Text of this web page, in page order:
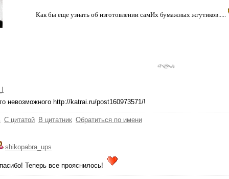
Как бы еще узнать об изготовлении самИх бумажных жгутиков.....
невозможного http://katrai.ru/post160973571/!
С цитатой В цитатник Обратиться по имени
shikopabra_ups
Теперь все прояснилось!